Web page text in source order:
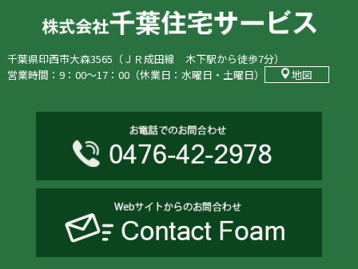
千葉県印西市大森3565（ＪＲ成田線 木下駅から徒歩7分）
営業時間：9：00〜17：00（休業日：水曜日・土曜日）
地図